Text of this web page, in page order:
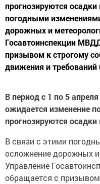
прогнозируются осадки
погодными
дорожных и
Госавтоинспекции
призывом к строгому
движения и требований
В период с 1 по 5
ожидается изменение
прогнозируются осадки
В связи с этими
осложнение дорожных и
Управление
обращается с